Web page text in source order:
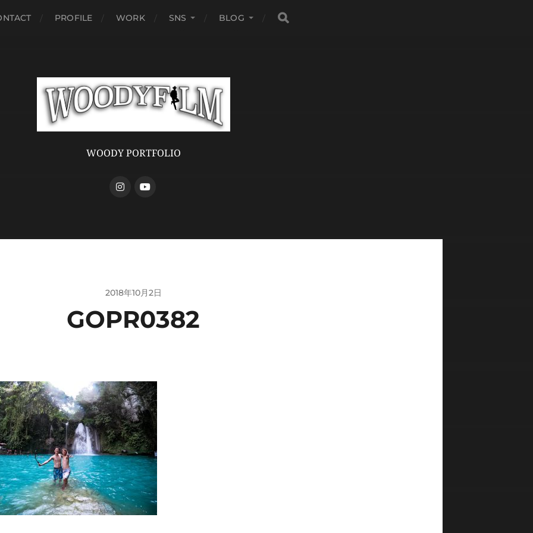
PROFILE WORK SNS BLOG
WOODY PORTFOLIO
2018年10月2日
GOPR0382